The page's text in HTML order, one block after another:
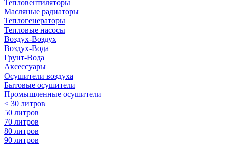
Тепловентиляторы
Масляные радиаторы
Теплогенераторы
Тепловые насосы
Воздух-Воздух
Воздух-Вода
Грунт-Вода
Аксессуары
Осушители воздуха
Бытовые осушители
Промышленные осушители
< 30 литров
50 литров
70 литров
80 литров
90 литров